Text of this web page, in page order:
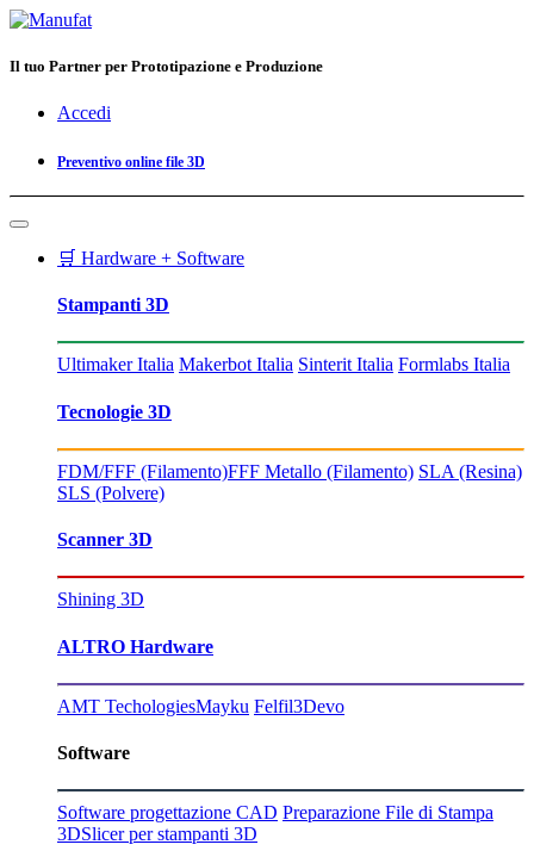
Il tuo Partner per Prototipazione e Produzione
Accedi
Preventivo online file 3D
🛒 Hardware + Software
Stampanti 3D
Ultimaker Italia Makerbot Italia Sinterit Italia Formlabs Italia
Tecnologie 3D
FDM/FFF (Filamento)FFF Metallo (Filamento) SLA (Resina)
SLS (Polvere)
Scanner 3D
Shining 3D
ALTRO Hardware
AMT TechologiesMayku Felfil3Devo
Software
Software progettazione CAD Preparazione File di Stampa
3DSlicer per stampanti 3D